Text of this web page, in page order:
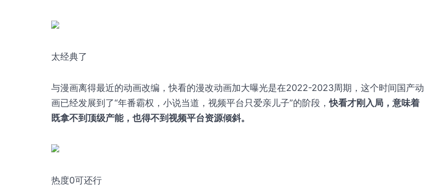
太经典了
与漫画离得最近的动画改编，快看的漫改动画加大曝光是在2022-2023周期，这个时间国产动
画已经发展到了“年番霸权，小说当道，视频平台只爱亲儿子”的阶段，快看才刚入局，意味着
既拿不到顶级产能，也得不到视频平台资源倾斜。
热度0可还行